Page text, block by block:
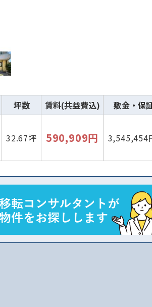
住所 路線
条件を絞り込む
坪数 賃料(共益費込) 敷金・保
32.67坪 590,909円 3,545,454